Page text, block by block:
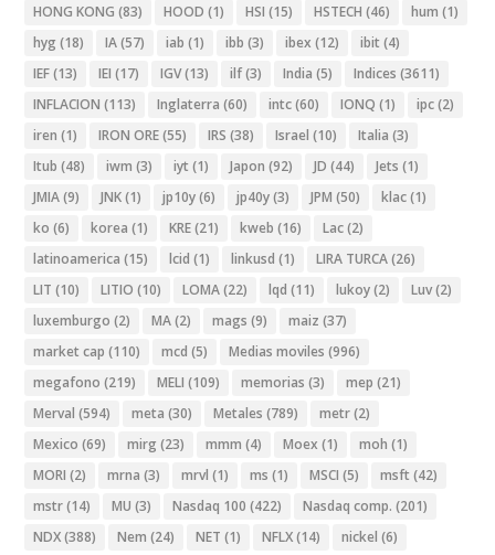
HONG KONG (83) HOOD (1) HSI (15) HSTECH (46) hum (1)
hyg (18) IA(57) iab (1) ibb (3) ibex (12) ibit (4)
IEF(13) IEI (17) IGV(13) ilf(3) India (5) Indices (3611)
INFLACION (113) Inglaterra (60) intc(60) IONQ (1) ipc(2)
iren (1) IRON ORE(55) IRS (38) Israel (10) Italia (3)
Itub (48) iwm (3) iyt (1) Japon (92) JD (44) Jets (1)
JMIA(9) JNK(1) jp10y(6) jp40y(3) JPM (50) klac(1)
ko (6) korea (1) KRE(21) kweb (16) Lac(2)
latinoamerica (15) lcid (1) linkusd (1) LIRA TURCA(26)
LIT (10) LITIO (10) LOMA(22) lqd (11) lukoy(2) Luv(2)
luxemburgo (2) MA(2) mags (9) maiz (37)
market cap (110) mcd (5) Medias moviles (996)
megafono (219) MELI (109) memorias (3) mep (21)
Merval (594) meta (30) Metales (789) metr(2)
Mexico (69) mirg (23) mmm (4) Moex (1) moh (1)
MORI (2) mrna (3) mrvl (1) ms (1) MSCI (5) msft (42)
mstr(14) MU (3) Nasdaq 100 (422) Nasdaq comp. (201)
NDX(388) Nem (24) NET (1) NFLX(14) nickel (6)